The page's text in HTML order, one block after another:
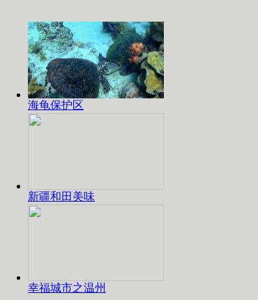
海龟保护区
新疆和田美味
幸福城市之温州